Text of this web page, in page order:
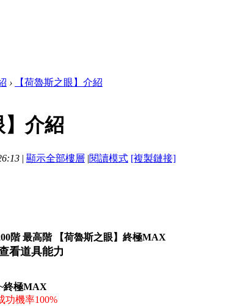
› 【荷魯斯之眼】介紹
】介紹
| 顯示全部樓層 |閱讀模式 [複製鏈接]
階 最高階 【荷魯斯之眼】終極MAX
看道具能力
終極MAX
功機率100%